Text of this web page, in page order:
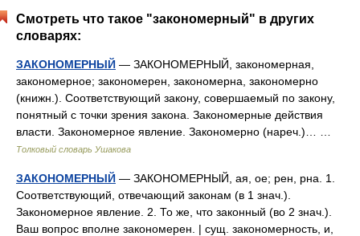
Смотреть что такое "закономерный" в других
словарях:
ЗАКОНОМЕРНЫЙ — ЗАКОНОМЕРНЫЙ, закономерная,
закономерное; закономерен, закономерна, закономерно
(книжн.). Соответствующий закону, совершаемый по закону,
понятный с точки зрения закона. Закономерные действия
власти. Закономерное явление. Закономерно (нареч.)… …
Толковый словарь Ушакова
ЗАКОНОМЕРНЫЙ — ЗАКОНОМЕРНЫЙ, ая, ое; рен, рна. 1.
Соответствующий, отвечающий законам (в 1 знач.).
Закономерное явление. 2. То же, что законный (во 2 знач.).
Ваш вопрос вполне закономерен. | сущ. закономерность, и,